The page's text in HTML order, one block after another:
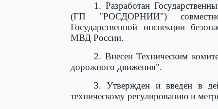
1. Разработан
(ГП "РОСДОРНИИ") совместно
Государственной инспекции
МВД России.
2. Внесен Техническим
дорожного движения".
3. Утвержден и введен в
техническому регулированию и